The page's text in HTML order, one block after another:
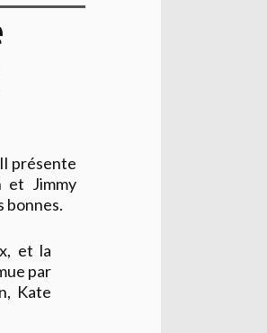
présente
et Jimmy
bonnes.
et la
par
Kate